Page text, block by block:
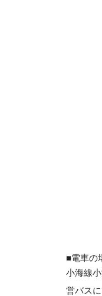
■電車の
小海線
営バスに